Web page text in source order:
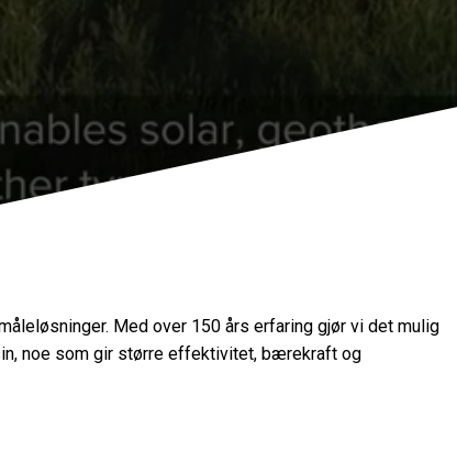
Med over 150 års erfaring gjør vi det mulig
noe som gir større effektivitet, bærekraft og